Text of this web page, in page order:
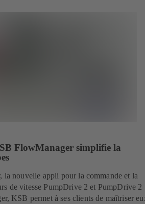
FlowManager simplifie la
nouvelle appli pour la commande et la
de vitesse PumpDrive 2 et PumpDrive 2
KSB permet à ses clients de maîtriser